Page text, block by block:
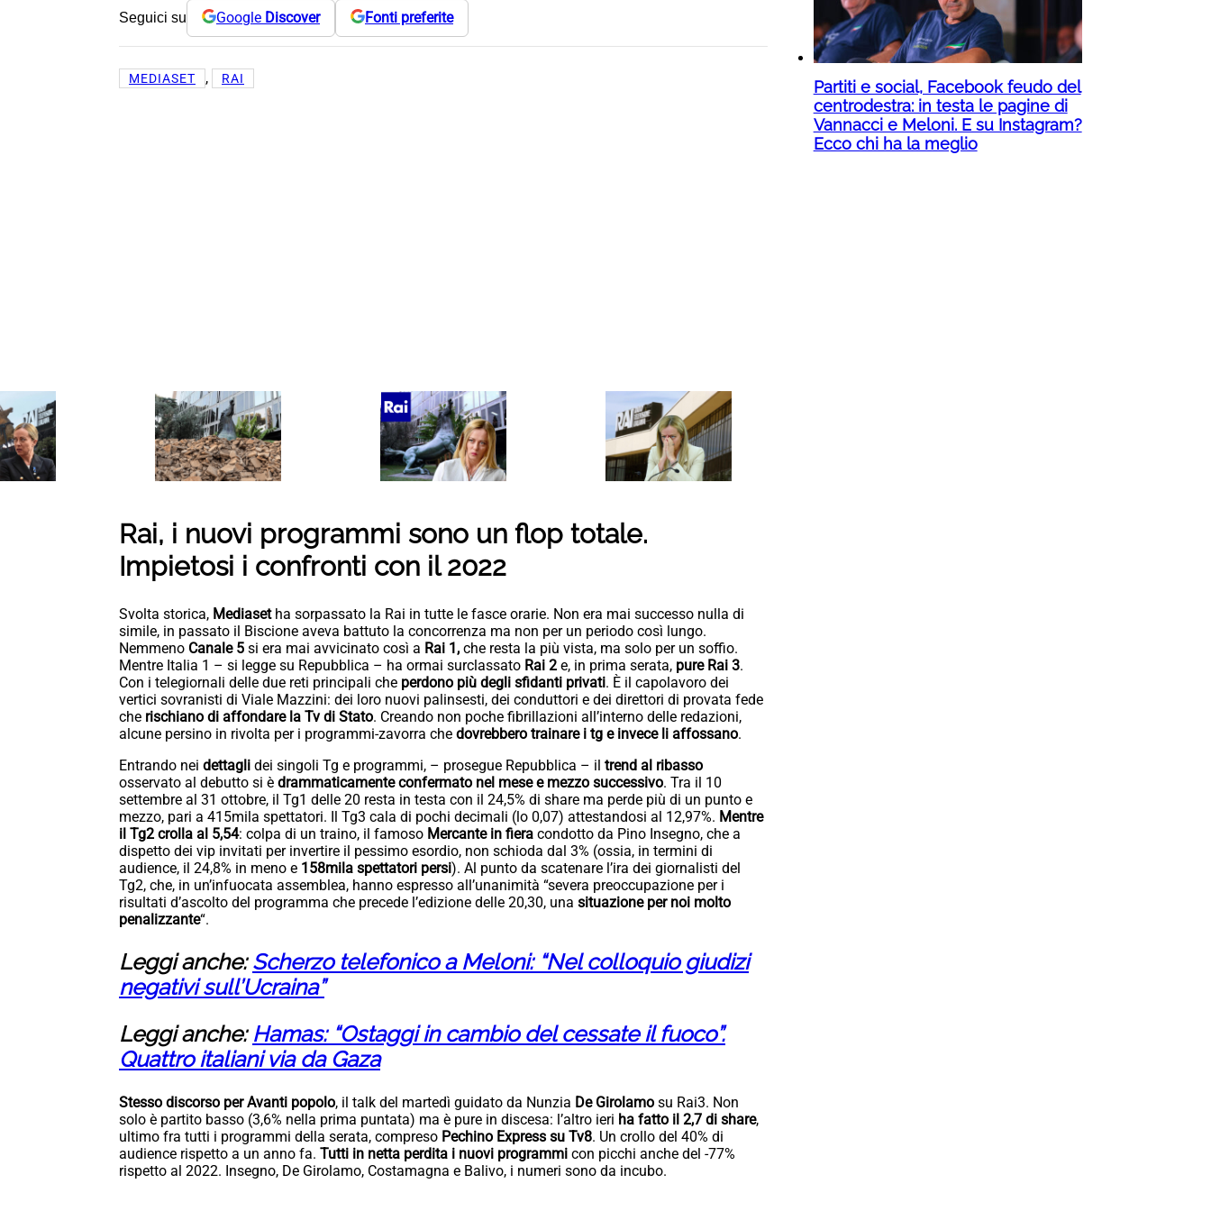
Seguici su Google Discover Fonti preferite
MEDIASET , RAI
Rai, i nuovi programmi sono un flop totale.
Impietosi i confronti con il 2022
Svolta storica, Mediaset ha sorpassato la Rai in tutte le fasce orarie. Non era mai successo nulla di
simile, in passato il Biscione aveva battuto la concorrenza ma non per un periodo così lungo.
Nemmeno Canale 5 si era mai avvicinato così a Rai 1, che resta la più vista, ma solo per un soffio.
Mentre Italia 1 – si legge su Repubblica – ha ormai surclassato Rai 2 e, in prima serata, pure Rai 3.
Con i telegiornali delle due reti principali che perdono più degli sfidanti privati. È il capolavoro dei
vertici sovranisti di Viale Mazzini: dei loro nuovi palinsesti, dei conduttori e dei direttori di provata fede
che rischiano di affondare la Tv di Stato. Creando non poche fibrillazioni all’interno delle redazioni,
alcune persino in rivolta per i programmi-zavorra che dovrebbero trainare i tg e invece li affossano.
Entrando nei dettagli dei singoli Tg e programmi, – prosegue Repubblica – il trend al ribasso
osservato al debutto si è drammaticamente confermato nel mese e mezzo successivo. Tra il 10
settembre al 31 ottobre, il Tg1 delle 20 resta in testa con il 24,5% di share ma perde più di un punto e
mezzo, pari a 415mila spettatori. Il Tg3 cala di pochi decimali (lo 0,07) attestandosi al 12,97%. Mentre
il Tg2 crolla al 5,54: colpa di un traino, il famoso Mercante in fiera condotto da Pino Insegno, che a
dispetto dei vip invitati per invertire il pessimo esordio, non schioda dal 3% (ossia, in termini di
audience, il 24,8% in meno e 158mila spettatori persi). Al punto da scatenare l’ira dei giornalisti del
Tg2, che, in un’infuocata assemblea, hanno espresso all’unanimità “severa preoccupazione per i
risultati d’ascolto del programma che precede l’edizione delle 20,30, una situazione per noi molto
penalizzante“.
Leggi anche:Scherzo telefonico a Meloni: “Nel colloquio giudizi
negativi sull’Ucraina”
Leggi anche: Hamas: “Ostaggi in cambio del cessate il fuoco”.
Quattro italiani via da Gaza
Stesso discorso per Avanti popolo, il talk del martedì guidato da Nunzia De Girolamo su Rai3. Non
solo è partito basso (3,6% nella prima puntata) ma è pure in discesa: l’altro ieri ha fatto il 2,7 di share,
ultimo fra tutti i programmi della serata, compreso Pechino Express su Tv8. Un crollo del 40% di
audience rispetto a un anno fa. Tutti in netta perdita i nuovi programmi con picchi anche del -77%
rispetto al 2022. Insegno, De Girolamo, Costamagna e Balivo, i numeri sono da incubo.
Partiti e social, Facebook feudo del
centrodestra: in testa le pagine di
Vannacci e Meloni. E su Instagram?
Ecco chi ha la meglio